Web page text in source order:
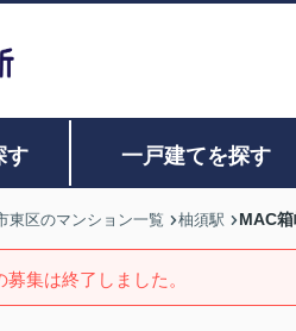
す 一戸建てを探す
東区のマンション一覧 柚須駅 MAC
募集は終了しました。